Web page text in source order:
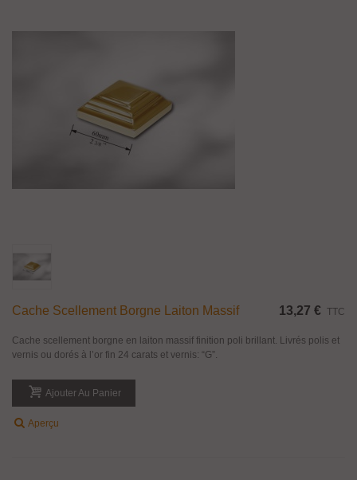
Cache Scellement Borgne Laiton Massif 13,27 € TTC
Cache scellement borgne en laiton massif finition poli brillant. Livrés polis et
vernis ou dorés à l’or fin 24 carats et vernis: “G”.
Ajouter Au Panier
Aperçu